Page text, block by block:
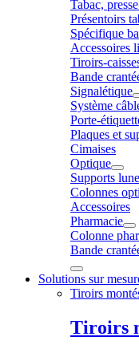
Tabac,
Présentoirs
Spécifique
Accessoires
Tiroirs-
Bande
Signalétique
Système
Porte-
Plaques et
Cimaises
Optique
Supports
Colonnes
Accessoires
Pharmacie
Colonne
Bande
Solutions sur
Tiroirs
Tiroirs